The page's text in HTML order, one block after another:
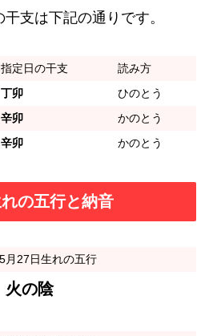
支は下記の通りです。
指定日の干支
読み方
丁卯
ひのとう
辛卯
かのとう
辛卯 かのとう
の五行と納音
月27日生れの五行
火の陰